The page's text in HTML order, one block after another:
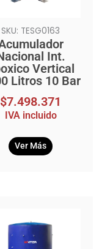
SKU: TESG0163
Int.
Vertical
Litros 10 Bar
$7.498.371
IVA incluido
Ver Más